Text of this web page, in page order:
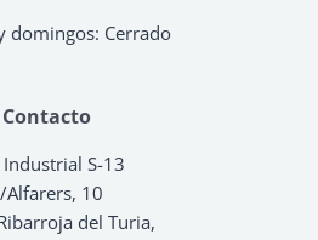
Contacto
Industrial S-13
Alfarers, 10
del Turia,
domingos: Cerrado